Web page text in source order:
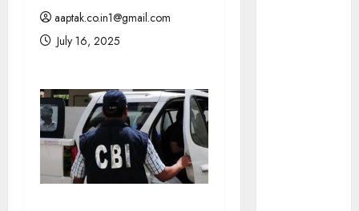
aaptak.co.in1@gmail.com
July 16, 2025